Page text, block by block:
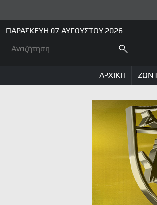
ΠΑΡΑΣΚΕΥΗ 07 ΑΥΓΟΥΣΤΟΥ 2026
ΑΡΧΙΚΗ